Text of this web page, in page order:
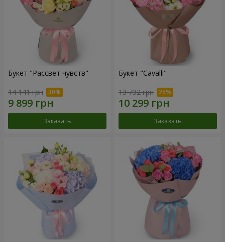
Букет "Рассвет чувств"
14 141 грн
Заказать
Букет "Cаvalli"
13 732 грн
Заказать